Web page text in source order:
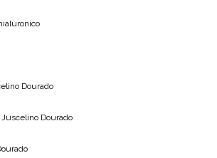
Dourado
Juscelino Dourado